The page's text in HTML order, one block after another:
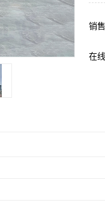
销
在线